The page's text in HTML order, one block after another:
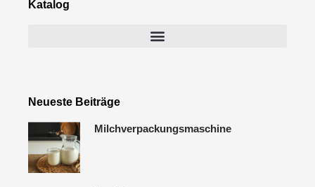
Katalog
Neueste Beiträge
Milchverpackungsmaschine